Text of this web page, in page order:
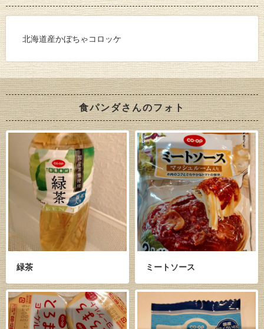
北海道産かぼちゃコロッケ
食パンダさんのフォト
緑茶 ミートソース